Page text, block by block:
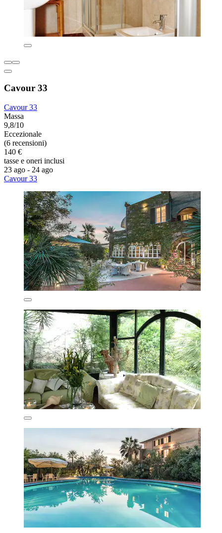
Cavour 33
Cavour 33
Massa
9,8/10
Eccezionale
(6 recensioni)
140 €
tasse e oneri inclusi
23 ago - 24 ago
Cavour 33